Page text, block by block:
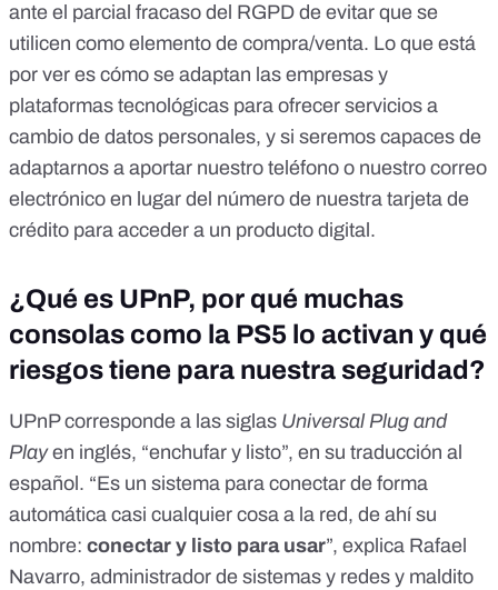
ante el parcial fracaso del RGPD de evitar que se
utilicen como elemento de compra/venta. Lo que está
por ver es cómo se adaptan las empresas y
plataformas tecnológicas para ofrecer servicios a
cambio de datos personales, y si seremos capaces de
adaptarnos a aportar nuestro teléfono o nuestro correo
electrónico en lugar del número de nuestra tarjeta de
crédito para acceder a un producto digital.
¿Qué es UPnP, por qué muchas
consolas como la PS5 lo activan y qué
riesgos tiene para nuestra seguridad?
UPnP corresponde a las siglas Universal Plug and
Playen inglés, “enchufar y listo”, en su traducción al
español. “Es un sistema para conectar de forma
automática casi cualquier cosa a la red, de ahí su
nombre: conectar y listo para usar”, explica Rafael
Navarro, administrador de sistemas y redes y maldito